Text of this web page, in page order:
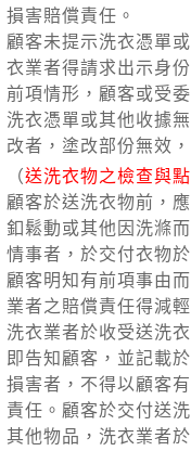
損害賠償責任。
顧客未提示洗衣憑單
衣業者得請求出示身
前項情形，顧客或受
洗衣憑單或其他收據
改者，塗改部份無效
（送洗衣物之檢查與
顧客於送洗衣物前，
釦鬆動或其他因洗滌
情事者，於交付衣物
顧客明知有前項事由
業者之賠償責任得減
洗衣業者於收受送洗
即告知顧客，並記載
損害者，不得以顧客
責任。顧客於交付送
其他物品，洗衣業者